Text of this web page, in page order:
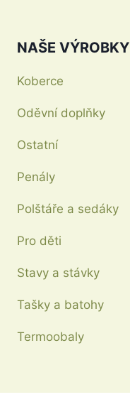
NAŠE VÝROBKY
Koberce
Oděvní doplňky
Ostatní
Penály
Polštáře a sedáky
Pro děti
Stavy a stávky
Tašky a batohy
Termoobaly